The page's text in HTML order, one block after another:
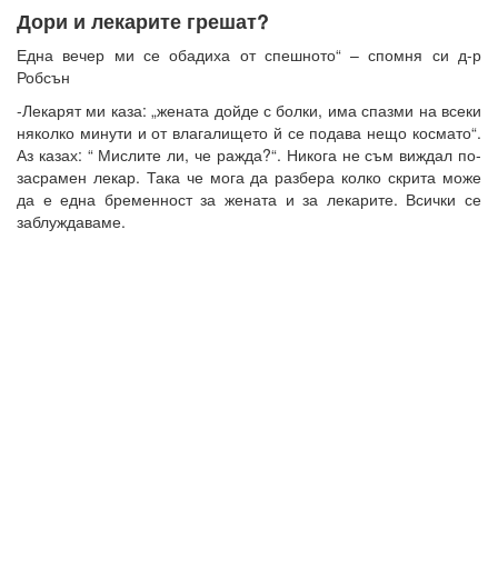
Дори и лекарите грешат?
Една вечер ми се обадиха от спешното“ – спомня си д-р
Робсън
-Лекарят ми каза: „жената дойде с болки, има спазми на всеки
няколко минути и от влагалището й се подава нещо космато“.
Аз казах: “ Мислите ли, че ражда?“. Никога не съм виждал по-
засрамен лекар. Така че мога да разбера колко скрита може
да е една бременност за жената и за лекарите. Всички се
заблуждаваме.